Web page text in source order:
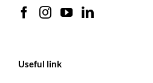
Useful link